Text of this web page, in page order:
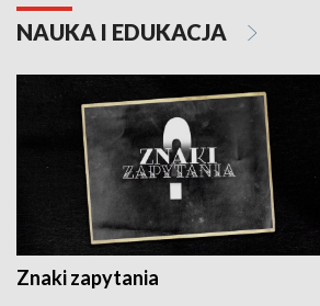
NAUKA I EDUKACJA
Znaki zapytania